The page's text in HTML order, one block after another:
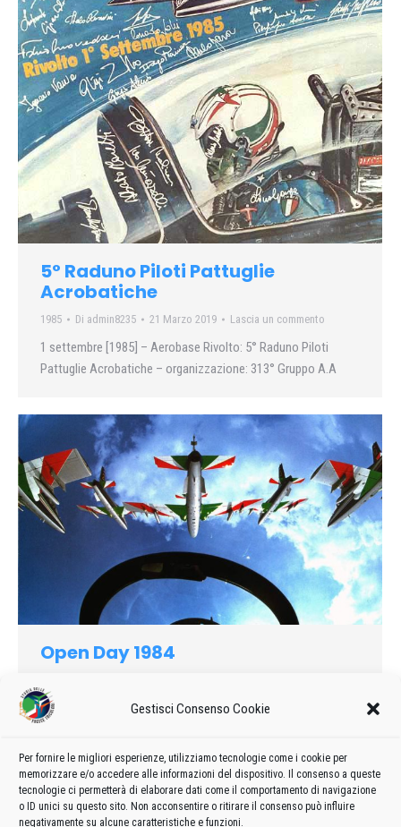
Gestisci Consenso Cookie
Per fornire le migliori esperienze, utilizziamo tecnologie come i cookie per
memorizzare e/o accedere alle informazioni del dispositivo. Il consenso a queste
tecnologie ci permetterà di elaborare dati come il comportamento di navigazione
o ID unici su questo sito. Non acconsentire o ritirare il consenso può influire
negativamente su alcune caratteristiche e funzioni.
5° Raduno Piloti Pattuglie
Acrobatiche
1985 Di admin8235 21 Marzo 2019 Lascia un commento
1 settembre [1985] – Aerobase Rivolto: 5° Raduno Piloti
Pattuglie Acrobatiche – organizzazione: 313° Gruppo A.A
Open Day 1984
1 luglio – aerobase Aviano- “Nato Day”- organizzazione: